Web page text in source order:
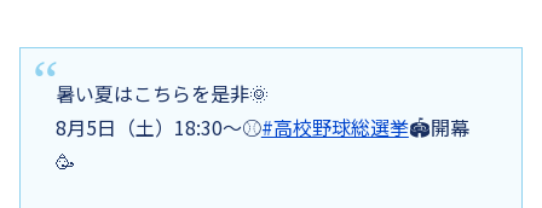
暑い夏はこちらを是非🌞
8月5日（土）18:30〜⚾️#高校野球総選挙🏟️開幕
🥳